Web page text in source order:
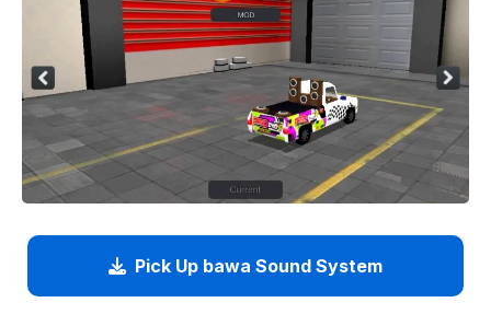
Pick Up bawa Sound System